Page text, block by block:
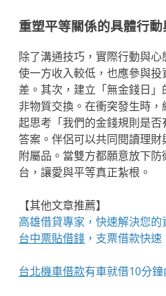
重塑平等關係的具體行
除了溝通技巧，實際行動與
使一方收入較低，也應參與
差。其次，建立「無金錢日
非物質交換。在衝突發生時
起思考「我們的金錢規則是
答案。伴侶可以共同閱讀理
附屬品。當雙方都願意放下
台，讓愛與平等真正紮根。
【其他文章推薦】
高雄借貸專家，快速解決您的
台中票貼借錢，支票借款快速
台北機車借款有車就借10分